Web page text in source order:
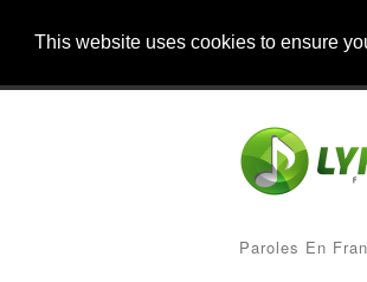
This website uses cookies to ensure
Paroles En